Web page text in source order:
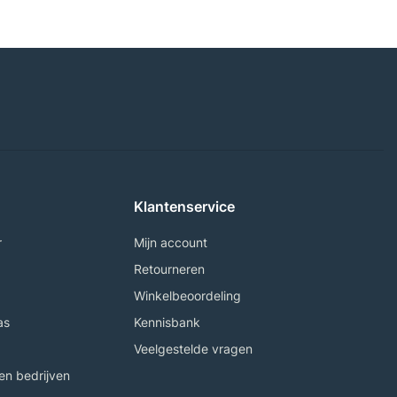
bedrijven
Klantenservice
Mijn account
Retourneren
Winkelbeoordeling
Kennisbank
Veelgestelde vragen